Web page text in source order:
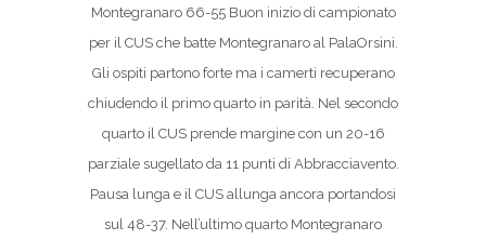
Montegranaro 66-55 Buon inizio di campionato
per il CUS che batte Montegranaro al PalaOrsini.
Gli ospiti partono forte ma i camerti recuperano
chiudendo il primo quarto in parità. Nel secondo
quarto il CUS prende margine con un 20-16
parziale sugellato da 11 punti di Abbracciavento.
Pausa lunga e il CUS allunga ancora portandosi
sul 48-37. Nell’ultimo quarto Montegranaro